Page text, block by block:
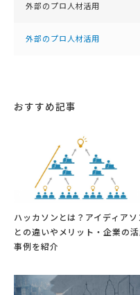
外部のプロ人材活用
外部のプロ人材活用
おすすめ記事
ハッカソンとは？アイディアソ
との違いやメリット・企業の活
事例を紹介